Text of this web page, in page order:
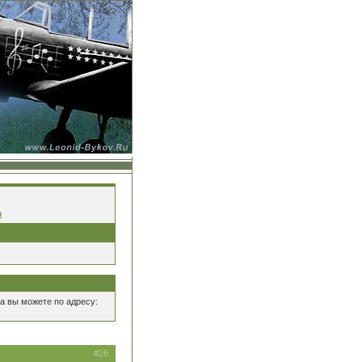
вы можете по адресу:
#26